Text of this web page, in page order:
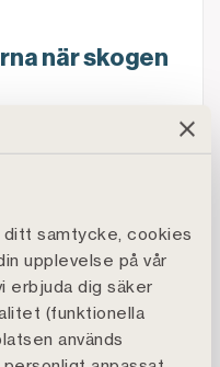
samtycke, cookies
upplevelse på vår
erbjuda dig säker
(funktionella
används
när skogen
man ska låna till
– och få det klart